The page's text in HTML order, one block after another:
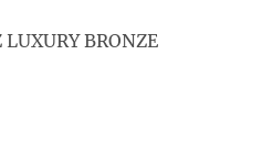
BRONZE